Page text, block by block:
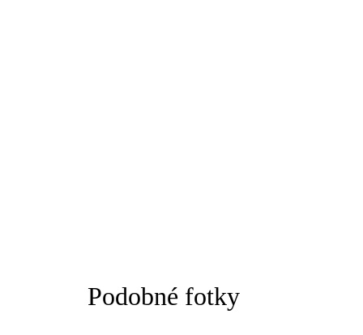
Podobné fotky